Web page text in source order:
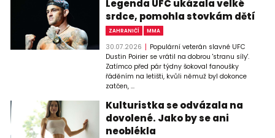
Legenda UFC ukázala velké
srdce, pomohla stovkám dětí
ZAHRANIČÍ MMA
30.07.2026
Populární veterán slavné UFC
Dustin Poirier se vrátil na dobrou 'stranu síly'.
Zatímco před pár týdny šokoval fanoušky
řáděním na letišti, kvůli němuž byl dokonce
zatčen, ...
Kulturistka se odvázala na
dovolené. Jako by se ani
neoblékla